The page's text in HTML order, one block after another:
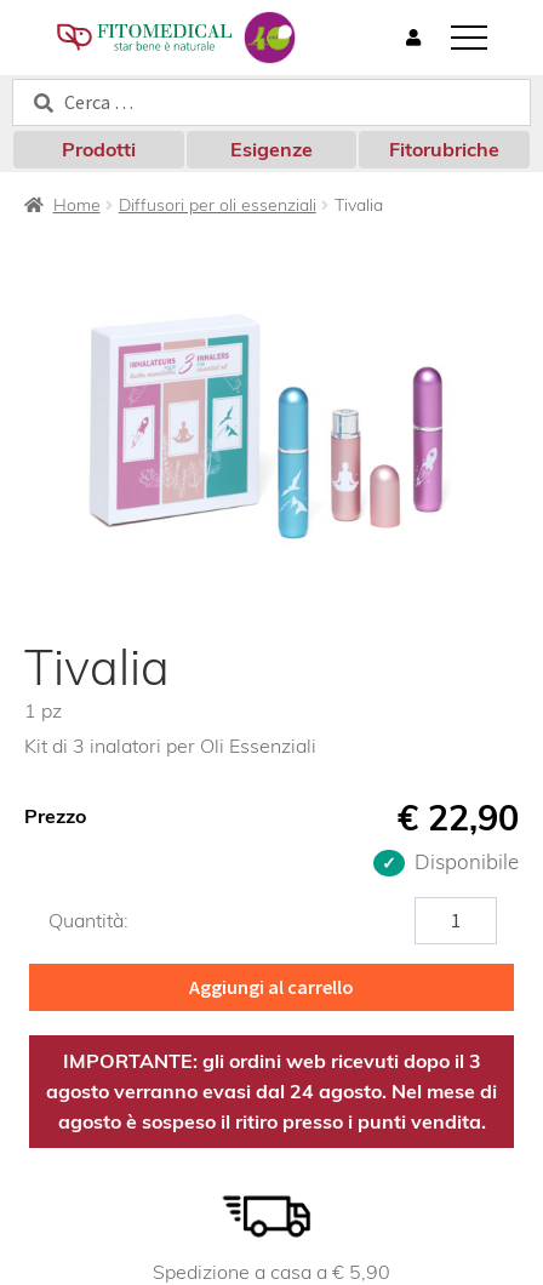
T
o
g
l
e
Cerca:
Cerca
Prodotti Esigenze Fitorubriche
Home Diffusori per oli essenziali Tivalia
Tivalia
1 pz
Kit di 3 inalatori per Oli Essenziali
Prezzo € 22,90
Disponibile
Quantità:
Tivalia
quantità
Aggiungi al carrello
IMPORTANTE: gli ordini web ricevuti dopo il 3
agosto verranno evasi dal 24 agosto. Nel mese di
agosto è sospeso il ritiro presso i punti vendita.
Spedizione a casa a € 5,90